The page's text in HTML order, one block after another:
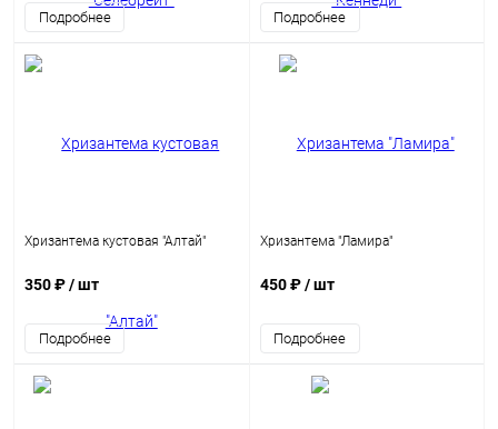
Подробнее Подробнее
Хризантема кустовая "Алтай"
350 ₽/ шт
Подробнее
Хризантема "Ламира"
450 ₽/ шт
Подробнее